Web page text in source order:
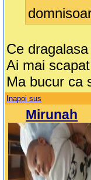
Ce
Ai mai
Ma bucur ca
Inapoi sus
Mirunah